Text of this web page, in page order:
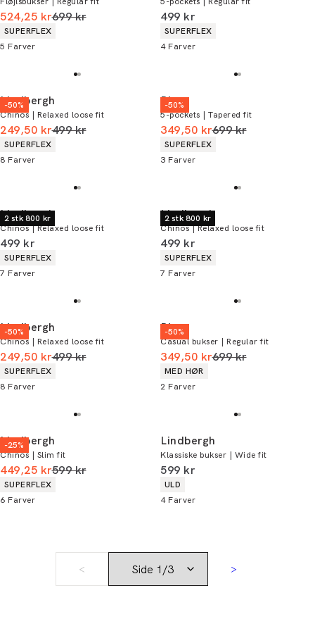
524,25 krI alt (uden rabat)
699 kr
Produkt egenskaber
SUPERFLEX
5 Farver
I alt (inkl. rabat)
499 kr
Produkt egenskaber
SUPERFLEX
4 Farver
-50%
Lindbergh
Chinos | Relaxed loose fit
249,50 krI alt (uden rabat)
499 kr
Produkt egenskaber
SUPERFLEX
8 Farver
-50%
Bison
5-pockets | Tapered fit
349,50 krI alt (uden rabat)
699 kr
Produkt egenskaber
SUPERFLEX
3 Farver
2 stk 800 kr
Lindbergh
Chinos | Relaxed loose fit
I alt (inkl. rabat)
499 kr
Produkt egenskaber
SUPERFLEX
7 Farver
2 stk 800 kr
Lindbergh
Chinos | Relaxed loose fit
I alt (inkl. rabat)
499 kr
Produkt egenskaber
SUPERFLEX
7 Farver
-50%
Lindbergh
Chinos | Relaxed loose fit
249,50 krI alt (uden rabat)
499 kr
Produkt egenskaber
SUPERFLEX
8 Farver
-50%
Bison
Casual bukser | Regular fit
349,50 krI alt (uden rabat)
699 kr
Produkt egenskaber
MED HØR
2 Farver
-25%
Lindbergh
Chinos | Slim fit
449,25 krI alt (uden rabat)
599 kr
Produkt egenskaber
SUPERFLEX
6 Farver
Lindbergh
Klassiske bukser | Wide fit
I alt (inkl. rabat)
599 kr
Produkt egenskaber
ULD
4 Farver